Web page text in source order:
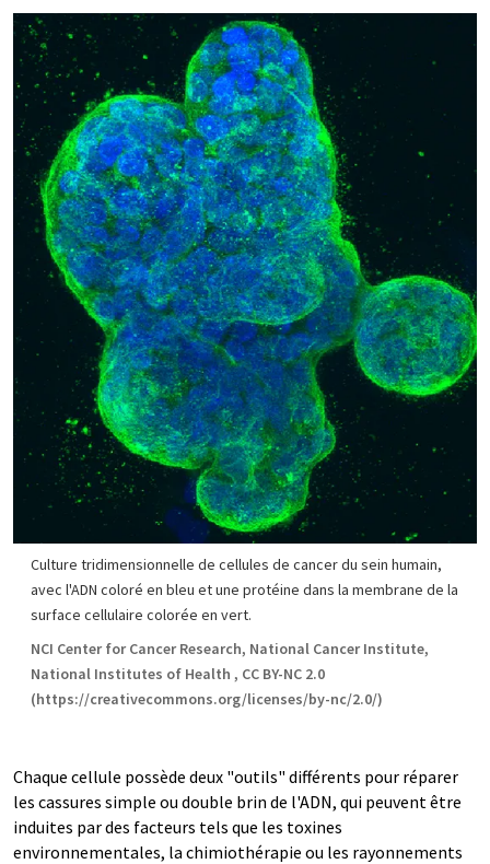
Culture tridimensionnelle de cellules de cancer du sein humain,
avec l'ADN coloré en bleu et une protéine dans la membrane de la
surface cellulaire colorée en vert.
NCI Center for Cancer Research, National Cancer Institute,
National Institutes of Health , CC BY-NC 2.0
(https://creativecommons.org/licenses/by-nc/2.0/)
Chaque cellule possède deux "outils" différents pour réparer
les cassures simple ou double brin de l'ADN, qui peuvent être
induites par des facteurs tels que les toxines
environnementales, la chimiothérapie ou les rayonnements